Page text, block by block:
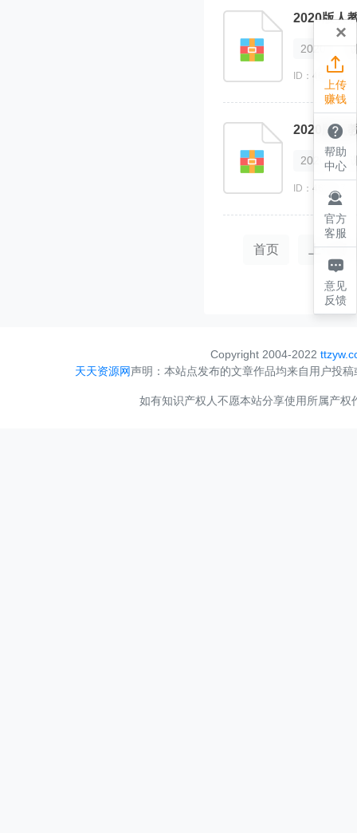
2020
ID：462722
2020
ID：462717
首页 上一页
Copyright 2004-2022
天天资源网声明：本站点发布的文章作品均来自用户投
如有知识产权人不愿本站分享使用所属产
×

上传
赚钱

帮助
中心

官方
客服

意见
反馈